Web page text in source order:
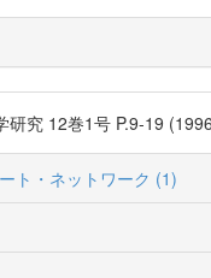
究 12巻1号 P.9-19
ト・ネットワーク (1)